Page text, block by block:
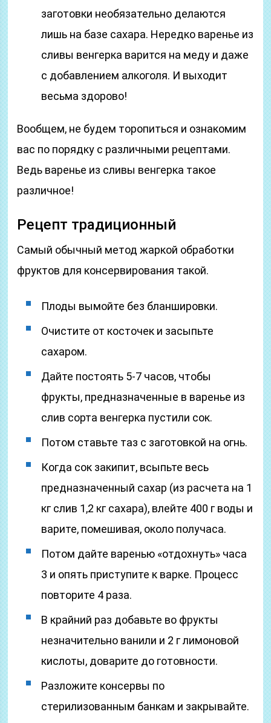
заготовки необязательно делаются
лишь на базе сахара. Нередко варенье из
сливы венгерка варится на меду и даже
с добавлением алкоголя. И выходит
весьма здорово!
Вообщем, не будем торопиться и ознакомим
вас по порядку с различными рецептами.
Ведь варенье из сливы венгерка такое
различное!
Рецепт традиционный
Самый обычный метод жаркой обработки
фруктов для консервирования такой.
Плоды вымойте без бланшировки.
Очистите от косточек и засыпьте
сахаром.
Дайте постоять 5-7 часов, чтобы
фрукты, предназначенные в варенье из
слив сорта венгерка пустили сок.
Потом ставьте таз с заготовкой на огнь.
Когда сок закипит, всыпьте весь
предназначенный сахар (из расчета на 1
кг слив 1,2 кг сахара), влейте 400 г воды и
варите, помешивая, около получаса.
Потом дайте варенью «отдохнуть» часа
3 и опять приступите к варке. Процесс
повторите 4 раза.
В крайний раз добавьте во фрукты
незначительно ванили и 2 г лимоновой
кислоты, доварите до готовности.
Разложите консервы по
стерилизованным банкам и закрывайте.